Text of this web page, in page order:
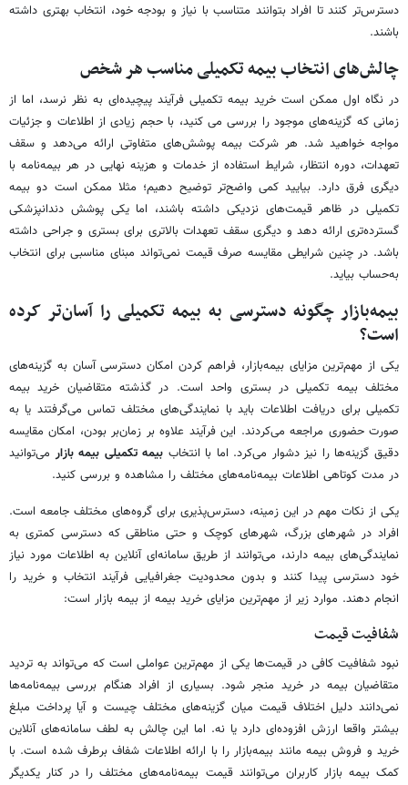
دسترس‌تر کنند تا افراد بتوانند متناسب با نیاز و بودجه خود، انتخاب بهتری داشته
باشند.
چالش‌های انتخاب بیمه تکمیلی مناسب هر شخص
در نگاه اول ممکن است خرید بیمه تکمیلی فرآیند پیچیده‌ای به نظر نرسد، اما از
زمانی که گزینه‌های موجود را بررسی می کنید، با حجم زیادی از اطلاعات و جزئیات
مواجه خواهید شد. هر شرکت بیمه پوشش‌های متفاوتی ارائه می‌دهد و سقف
تعهدات، دوره انتظار، شرایط استفاده از خدمات و هزینه نهایی در هر بیمه‌نامه با
دیگری فرق دارد. بیایید کمی واضح‌تر توضیح دهیم؛ مثلا ممکن است دو بیمه
تکمیلی در ظاهر قیمت‌های نزدیکی داشته باشند، اما یکی پوشش دندانپزشکی
گسترده‌تری ارائه دهد و دیگری سقف تعهدات بالاتری برای بستری و جراحی داشته
باشد. در چنین شرایطی مقایسه صرف قیمت نمی‌تواند مبنای مناسبی برای انتخاب
به‌حساب بیاید.
بیمه‌بازار چگونه دسترسی به بیمه تکمیلی را آسان‌تر کرده
است؟
یکی از مهم‌ترین مزایای بیمه‌بازار، فراهم کردن امکان دسترسی آسان به گزینه‌های
مختلف بیمه تکمیلی در بستری واحد است. در گذشته متقاضیان خرید بیمه
تکمیلی برای دریافت اطلاعات باید با نمایندگی‌های مختلف تماس می‌گرفتند یا به
صورت حضوری مراجعه می‌کردند. این فرآیند علاوه بر زمان‌بر بودن، امکان مقایسه
دقیق گزینه‌ها را نیز دشوار می‌کرد. اما با انتخاب بیمه تکمیلی بیمه بازارمی‌توانید
در مدت کوتاهی اطلاعات بیمه‌نامه‌های مختلف را مشاهده و بررسی کنید.
یکی از نکات مهم در این زمینه، دسترس‌پذیری برای گروه‌های مختلف جامعه است.
افراد در شهرهای بزرگ، شهرهای کوچک و حتی مناطقی که دسترسی کمتری به
نمایندگی‌های بیمه دارند، می‌توانند از طریق سامانه‌ای آنلاین به اطلاعات مورد نیاز
خود دسترسی پیدا کنند و بدون محدودیت جغرافیایی فرآیند انتخاب و خرید را
انجام دهند. موارد زیر از مهم‌ترین مزایای خرید بیمه از بیمه بازار است:
شفافیت قیمت
نبود شفافیت کافی در قیمت‌ها یکی از مهم‌ترین عواملی است که می‌تواند به تردید
متقاضیان بیمه در خرید منجر شود. بسیاری از افراد هنگام بررسی بیمه‌نامه‌ها
نمی‌دانند دلیل اختلاف قیمت میان گزینه‌های مختلف چیست و آیا پرداخت مبلغ
بیشتر واقعا ارزش افزوده‌ای دارد یا نه. اما این چالش به لطف سامانه‌های آنلاین
خرید و فروش بیمه مانند بیمه‌بازار را با ارائه اطلاعات شفاف برطرف شده است. با
کمک بیمه بازار کاربران می‌توانند قیمت بیمه‌نامه‌های مختلف را در کنار یکدیگر